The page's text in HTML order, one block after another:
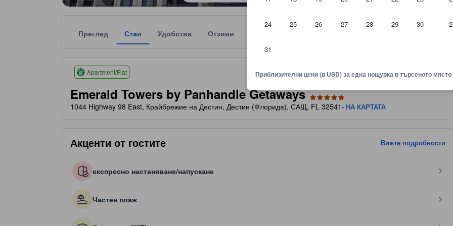
24 25 26 27 28 29 30
31
Приблизителни цени (в USD) за една нощувка в търсеното място
Преглед Стаи Удобства Отзиви
Apartment/Flat
Emerald Towers by Panhandle Getaways
1044 Highway 98 East, Крайбрежие на Дестин, Дестин (Флорида), САЩ, FL 32541- НА КАРТАТА
Акценти от гостите Вижте подробности
експресно настаняване/напускане
Частен плаж